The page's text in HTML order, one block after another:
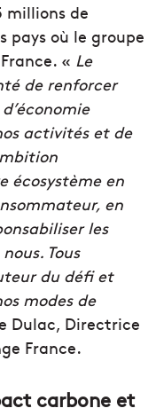
millions de
pays où le groupe
« Le
de renforcer
activités et de
écosystème en
en
les
Tous
du défi et
modes de
Dulac, Directrice
France.
carbone et